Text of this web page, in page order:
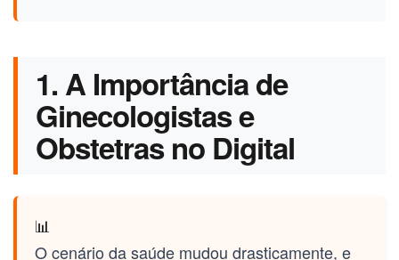
1. A Importância de
Ginecologistas e
Obstetras no Digital
📊
O cenário da saúde mudou drasticamente, e